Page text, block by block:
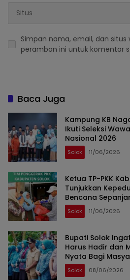
Simpan nama, email, dan situs
peramban ini untuk komentar
Baca Juga
Kampung KB
Ikuti Seleksi
Nasional 2026
Solok 11/06/2026
Ketua TP-PKK
Tunjukkan
Bencana
Solok 11/06/2026
Bupati Solok
Harus Hadir dan
Nyata Bagi
Solok 08/06/2026